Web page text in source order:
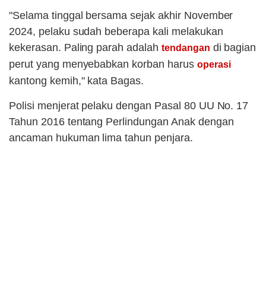
"Selama tinggal bersama sejak akhir November
2024, pelaku sudah beberapa kali melakukan
kekerasan. Paling parah adalah tendangan di bagian
perut yang menyebabkan korban harus operasi
kantong kemih," kata Bagas.
Polisi menjerat pelaku dengan Pasal 80 UU No. 17
Tahun 2016 tentang Perlindungan Anak dengan
ancaman hukuman lima tahun penjara.